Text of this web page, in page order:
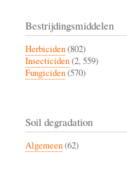
Bestrijdingsmiddelen
Herbiciden(802)
Insecticiden(2, 559)
Fungiciden(570)
Soil degradation
Algemeen(62)